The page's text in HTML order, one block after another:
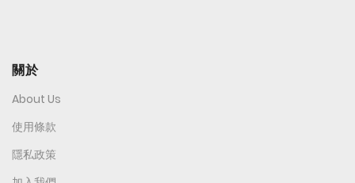
關於
About Us
使用條款
隱私政策